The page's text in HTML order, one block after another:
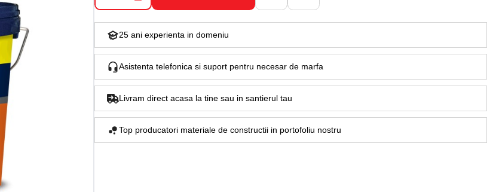
25 ani experienta in domeniu
Asistenta telefonica si suport pentru necesar de marfa
Livram direct acasa la tine sau in santierul tau
Top producatori materiale de constructii in portofoliu nostru